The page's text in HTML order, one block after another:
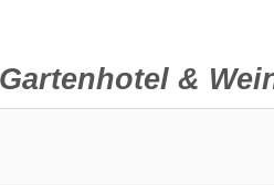
Gartenhotel &